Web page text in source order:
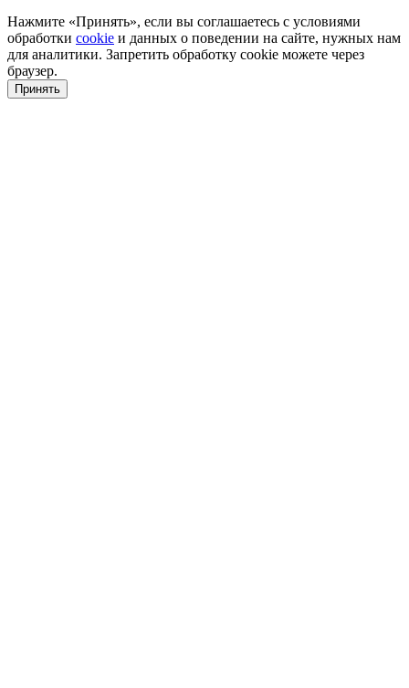
Нажмите «Принять», если вы соглашаетесь с условиями
обработки cookie и данных о поведении на сайте, нужных нам
для аналитики. Запретить обработку cookie можете через
браузер.
Принять